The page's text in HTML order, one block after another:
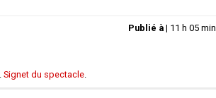
Publié à | 11 h 05 min
Signet du spectacle.